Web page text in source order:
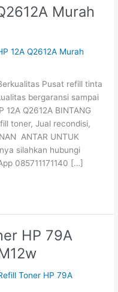
Murah
12A Q2612A Murah
Pusat refill tinta
bergaransi sampai
Q2612A BINTANG
toner, Jual recondisi,
ANTAR UNTUK
silahkan hubungi
085711171140 […]
HP 79A
Toner HP 79A